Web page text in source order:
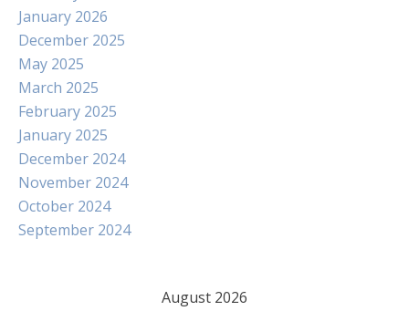
January 2026
December 2025
May 2025
March 2025
February 2025
January 2025
December 2024
November 2024
October 2024
September 2024
August 2026